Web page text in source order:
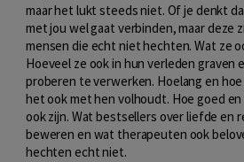
maar het lukt steeds niet. Of je denkt
met jou wel gaat verbinden, maar deze
mensen die echt niet hechten. Wat ze
Hoeveel ze ook in hun verleden graven
proberen te verwerken. Hoelang en
het ook met hen volhoudt. Hoe goed
ook zijn. Wat bestsellers over liefde en
beweren en wat therapeuten ook
hechten echt niet.